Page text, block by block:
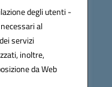
degli utenti -
al
servizi
inoltre,
da Web